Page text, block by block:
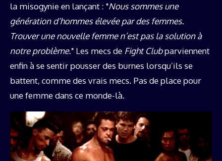
la misogynie en lançant : "Nous sommes une
génération d’hommes élevée par des femmes.
Trouver une nouvelle femme n’est pas la solution à
notre problème." Les mecs de Fight Clubparviennent
enfin à se sentir pousser des burnes lorsqu’ils se
battent, comme des vrais mecs. Pas de place pour
une femme dans ce monde-là.